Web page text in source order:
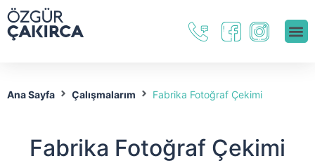
Ana Sayfa Çalışmalarım Fabrika Fotoğraf Çekimi
Fabrika Fotoğraf Çekimi